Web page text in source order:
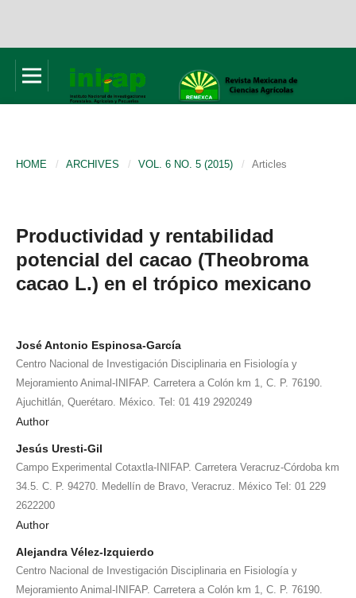
HOME / ARCHIVES / VOL. 6 NO. 5 (2015) / Articles
Productividad y rentabilidad
potencial del cacao (Theobroma
cacao L.) en el trópico mexicano
José Antonio Espinosa-García
Centro Nacional de Investigación Disciplinaria en Fisiología y
Mejoramiento Animal-INIFAP. Carretera a Colón km 1, C. P. 76190.
Ajuchitlán, Querétaro. México. Tel: 01 419 2920249
Author
Jesús Uresti-Gil
Campo Experimental Cotaxtla-INIFAP. Carretera Veracruz-Córdoba km
34.5. C. P. 94270. Medellín de Bravo, Veracruz. México Tel: 01 229
2622200
Author
Alejandra Vélez-Izquierdo
Centro Nacional de Investigación Disciplinaria en Fisiología y
Mejoramiento Animal-INIFAP. Carretera a Colón km 1, C. P. 76190.